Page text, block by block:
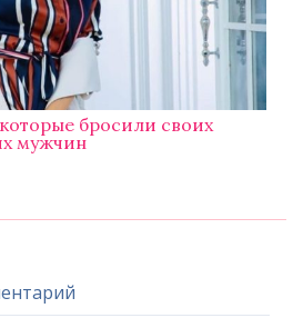
бросили своих
мужчин